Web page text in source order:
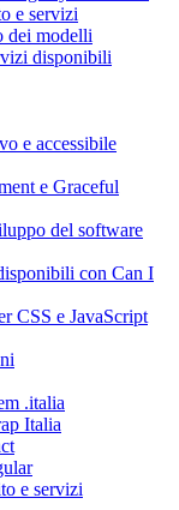
e servizi
dei modelli
disponibili
e accessibile
e Graceful
del software
con Can I
CSS e JavaScript
.italia
Italia
e servizi